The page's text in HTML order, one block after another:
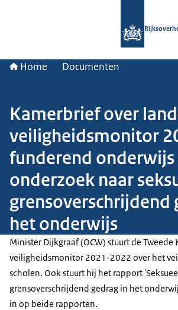
Home Documenten
Kamerbrief over
veiligheidsmonitor
funderend onderwijs
onderzoek naar
grensoverschrijdend
het onderwijs
Minister Dijkgraaf (OCW) stuurt de Tweede
veiligheidsmonitor 2021-2022 over het
scholen. Ook stuurt hij het rapport
grensoverschrijdend gedrag in het
in op beide rapporten.